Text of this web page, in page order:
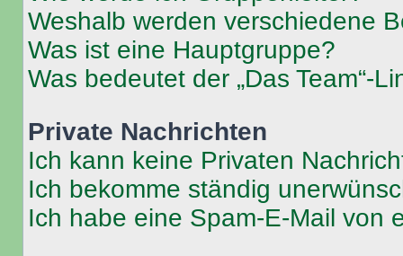
Weshalb werden verschiedene
Was ist eine Hauptgruppe?
Was bedeutet der „Das Team“-
Private Nachrichten
Ich kann keine Privaten
Ich bekomme ständig
Ich habe eine Spam-E-Mail von